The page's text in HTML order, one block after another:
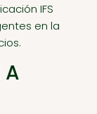
IFS
en la
A